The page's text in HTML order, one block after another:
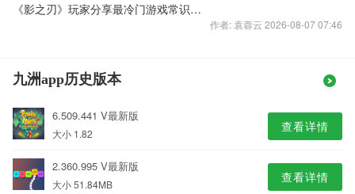
《影之刃》玩家分享最冷门游戏常识盘点
作者: 袁蓉云 2026-08-07 07:46
九洲app历史版本
6.509.441 V最新版
大小 1.82 查看详情
2.360.995 V最新版
大小 51.84MB 查看详情